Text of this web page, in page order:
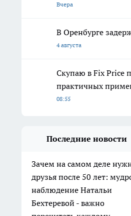
Вчера
В Оренбурге
4 августа
Скупаю в Fix Price
практичных
08:55
Последние новости
Зачем на самом деле
друзья после 50 лет:
наблюдение Натальи
Бехтеревой - важно